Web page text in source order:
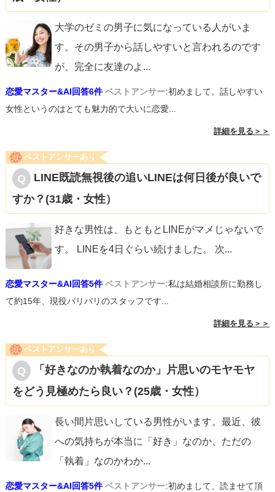
大学のゼミの男子に気になっている人がいま
す。その男子から話しやすいと言われるのです
が、完全に友達のよ ...
恋愛マスター&AI回答6件 ベストアンサー:初めまして。話しやすい
女性というのはとても魅力的で大いに恋愛...
詳細を見る＞＞
ベストアンサーあり
LINE既読無視後の追いLINEは何日後が良いで
すか？(31歳・女性）
好きな男性は、もともとLINEがマメじゃないで
す。 LINEを4日ぐらい続けました。 次...
恋愛マスター&AI回答5件 ベストアンサー:私は結婚相談所に勤務し
て約15年、現役バリバリのスタッフです...
詳細を見る＞＞
ベストアンサーあり
「好きなのか執着なのか」片思いのモヤモヤ
をどう見極めたら良い？(25歳・女性）
長い間片思いしている男性がいます。最近、彼
への気持ちが本当に「好き」なのか、ただの
「執着」なのかわか...
恋愛マスター&AI回答5件 ベストアンサー:初めまして、読ませて頂